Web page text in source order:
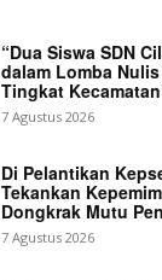
“Dua Siswa SDN
dalam Lomba
Tingkat
7 Agustus 2026
Di Pelantikan
Tekankan
Dongkrak Mutu
7 Agustus 2026